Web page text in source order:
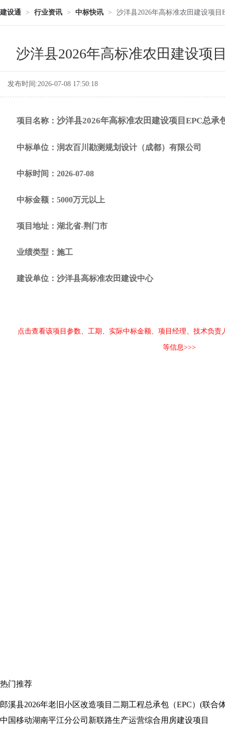
建设通 > 行业资讯 > 中标快讯 > 沙洋县2026年高标准农田建设项
沙洋县2026年高标准农田建设项
发布时间:2026-07-08 17:50:18
项目名称： 沙洋县2026年高标准农田建设项目EPC总承
中标单位：润农百川勘测规划设计（成都）有限公司
中标时间：2026-07-08
中标金额：5000万元以上
项目地址：湖北省-荆门市
业绩类型：施工
建设单位：沙洋县高标准农田建设中心
点击查看该项目参数、工期、实际中标金额、项目经理、技术负
等信息>>>
热门推荐
郎溪县2026年老旧小区改造项目二期工程总承包（EPC）(联合
中国移动湖南平江分公司新联路生产运营综合用房建设项目